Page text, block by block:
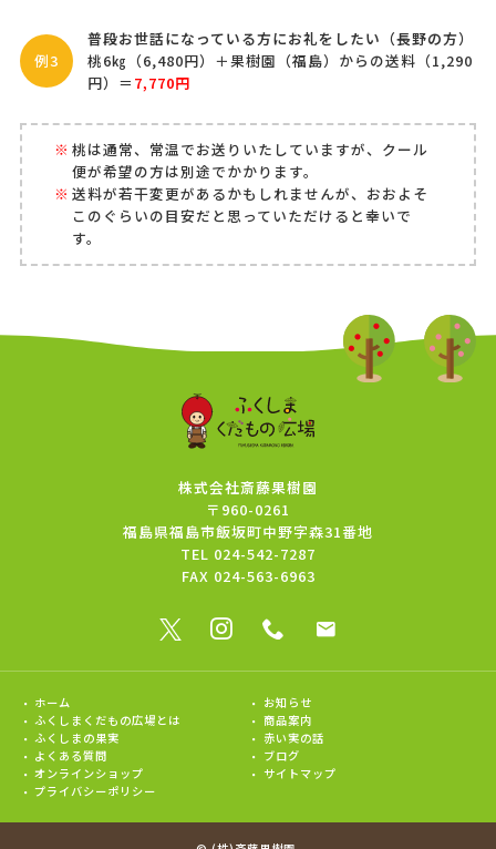
例3
普段お世話になっている方にお礼をしたい（長野の方）
桃6㎏（6,480円）＋果樹園（福島）からの送料（1,290
円）＝ 7,770円
桃は通常、常温でお送りいたしていますが、クール
便が希望の方は別途でかかります。
送料が若干変更があるかもしれませんが、おおよそ
このぐらいの目安だと思っていただけると幸いで
す。
株式会社斎藤果樹園
〒960-0261
福島県福島市飯坂町中野字森31番地
TEL 024-542-7287
FAX 024-563-6963
ホーム
お知らせ
ふくしまくだもの広場とは
商品案内
ふくしまの果実
赤い実の話
よくある質問
ブログ
オンラインショップ
サイトマップ
プライバシーポリシー